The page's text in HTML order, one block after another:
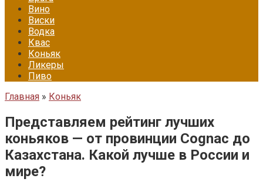
Вино
Виски
Водка
Квас
Коньяк
Ликеры
Пиво
Главная » Коньяк
Представляем рейтинг лучших
коньяков — от провинции Cognac до
Казахстана. Какой лучше в России и
мире?